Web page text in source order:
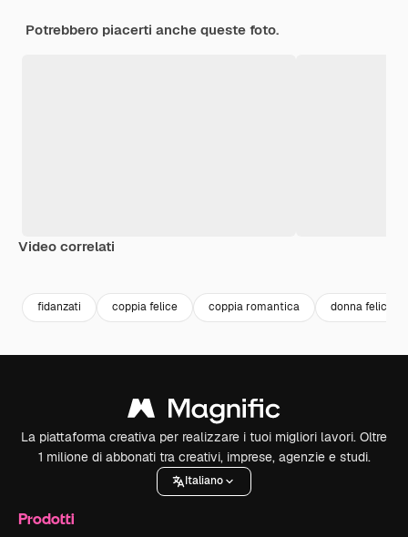
Potrebbero piacerti anche queste foto.
Video correlati
fidanzati coppia felice coppia romantica donna felice
La piattaforma creativa per realizzare i tuoi migliori lavori. Oltre
1 milione di abbonati tra creativi, imprese, agenzie e studi.
Italiano
Prodotti